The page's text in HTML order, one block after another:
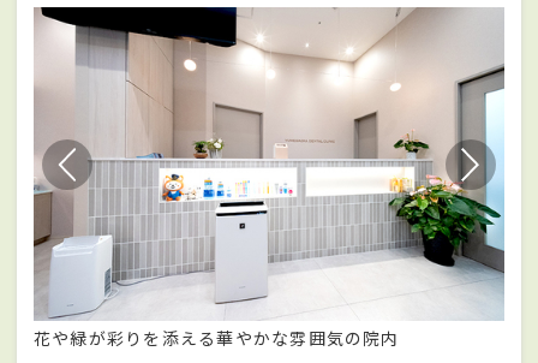
花や緑が彩りを添える華やかな雰囲気の院内